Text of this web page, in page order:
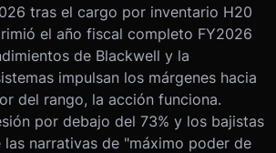
tras el cargo por inventario H20
el año fiscal completo FY2026
de Blackwell y la
impulsan los márgenes hacia
del rango, la acción funciona.
por debajo del 73% y los bajistas
las narrativas de "máximo poder de